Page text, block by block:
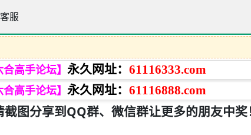
客服
合高手论坛】 永久网址： 61116333.com
合高手论坛】 永久网址： 61116888.com
图分享到QQ群、微信群让更多的朋友中